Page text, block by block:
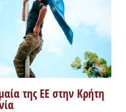
της ΕΕ στην Κρήτη